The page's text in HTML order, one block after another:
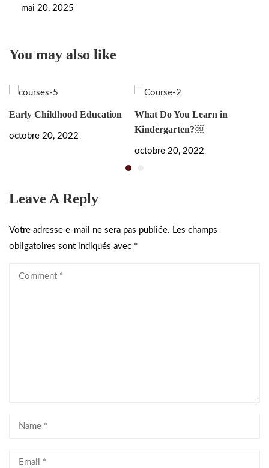
mai 20, 2025
You may also like
Early Childhood Education
octobre 20, 2022
What Do You Learn in
Kindergarten?￼
octobre 20, 2022
Leave A Reply
Votre adresse e-mail ne sera pas publiée. Les champs
obligatoires sont indiqués avec *